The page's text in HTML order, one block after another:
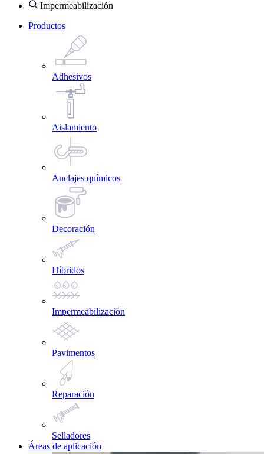
Impermeabilización
Productos
Adhesivos
Aislamiento
Anclajes químicos
Decoración
Híbridos
Impermeabilización
Pavimentos
Reparación
Selladores
Áreas de aplicación